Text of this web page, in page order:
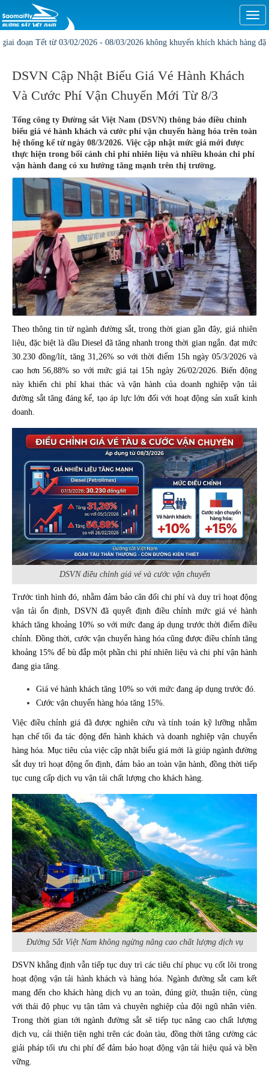
Tết từ 03/02/2026 - 08/03/2026 không khuyến khích khách hàng đặt
DSVN Cập Nhật Biểu Giá Vé Hành Khách
Và Cước Phí Vận Chuyển Mới Từ 8/3
Tổng công ty Đường sắt Việt Nam (DSVN) thông báo điều chỉnh
biểu giá vé hành khách và cước phí vận chuyển hàng hóa trên toàn
hệ thống kể từ ngày 08/3/2026. Việc cập nhật mức giá mới được
thực hiện trong bối cảnh chi phí nhiên liệu và nhiều khoản chi phí
vận hành đang có xu hướng tăng mạnh trên thị trường.
Theo thông tin từ ngành đường sắt, trong thời gian gần đây, giá nhiên
liệu, đặc biệt là dầu Diesel đã tăng nhanh trong thời gian ngắn. đạt mức
30.230 đồng/lít, tăng 31,26% so với thời điểm 15h ngày 05/3/2026 và
cao hơn 56,88% so với mức giá tại 15h ngày 26/02/2026. Biến động
này khiến chi phí khai thác và vận hành của doanh nghiệp vận tải
đường sắt tăng đáng kể, tạo áp lực lớn đối với hoạt động sản xuất kinh
doanh.
DSVN điều chỉnh giá vé và cước vận chuyển
Trước tình hình đó, nhằm đảm bảo cân đối chi phí và duy trì hoạt động
vận tải ổn định, DSVN đã quyết định điều chỉnh mức giá vé hành
khách tăng khoảng 10% so với mức đang áp dụng trước thời điểm điều
chỉnh. Đồng thời, cước vận chuyển hàng hóa cũng được điều chỉnh tăng
khoảng 15% để bù đắp một phần chi phí nhiên liệu và chi phí vận hành
đang gia tăng.
Giá vé hành khách tăng 10% so với mức đang áp dụng trước đó.
Cước vận chuyển hàng hóa tăng 15%.
Việc điều chỉnh giá đã được nghiên cứu và tính toán kỹ lưỡng nhằm
hạn chế tối đa tác động đến hành khách và doanh nghiệp vận chuyển
hàng hóa. Mục tiêu của việc cập nhật biểu giá mới là giúp ngành đường
sắt duy trì hoạt động ổn định, đảm bảo an toàn vận hành, đồng thời tiếp
tục cung cấp dịch vụ vận tải chất lượng cho khách hàng.
Đường Sắt Việt Nam không ngừng nâng cao chất lượng dịch vụ
DSVN khẳng định vẫn tiếp tục duy trì các tiêu chí phục vụ cốt lõi trong
hoạt động vận tải hành khách và hàng hóa. Ngành đường sắt cam kết
mang đến cho khách hàng dịch vụ an toàn, đúng giờ, thuận tiện, cùng
với thái độ phục vụ tận tâm và chuyên nghiệp của đội ngũ nhân viên.
Trong thời gian tới ngành đường sắt sẽ tiếp tục nâng cao chất lượng
dịch vụ, cải thiện tiện nghi trên các đoàn tàu, đồng thời tăng cường các
giải pháp tối ưu chi phí để đảm bảo hoạt động vận tải hiệu quả và bền
vững.